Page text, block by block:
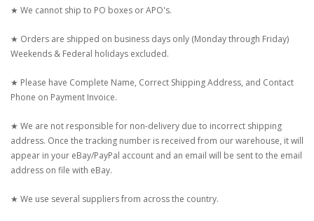
★ We cannot ship to PO boxes or APO's.
★ Orders are shipped on business days only (Monday through Friday)
Weekends & Federal holidays excluded.
★ Please have Complete Name, Correct Shipping Address, and Contact
Phone on Payment Invoice.
★ We are not responsible for non-delivery due to incorrect shipping
address. Once the tracking number is received from our warehouse, it will
appear in your eBay/PayPal account and an email will be sent to the email
address on file with eBay.
★ We use several suppliers from across the country.